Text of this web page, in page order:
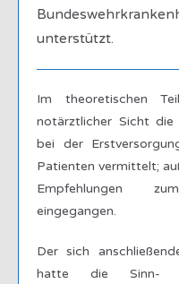
unterstützt.
Im theoretischen
notärztlicher Sicht die
bei der
Patienten vermittelt;
Empfehlungen
eingegangen.
Der sich
hatte die Sinn-